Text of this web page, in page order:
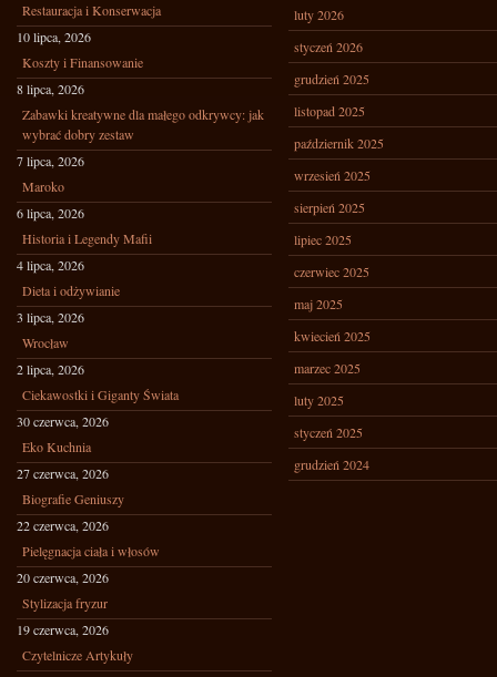
Restauracja i Konserwacja
10 lipca, 2026
Koszty i Finansowanie
8 lipca, 2026
Zabawki kreatywne dla małego odkrywcy: jak
wybrać dobry zestaw
7 lipca, 2026
Maroko
6 lipca, 2026
Historia i Legendy Mafii
4 lipca, 2026
Dieta i odżywianie
3 lipca, 2026
Wrocław
2 lipca, 2026
Ciekawostki i Giganty Świata
30 czerwca, 2026
Eko Kuchnia
27 czerwca, 2026
Biografie Geniuszy
22 czerwca, 2026
Pielęgnacja ciała i włosów
20 czerwca, 2026
Stylizacja fryzur
19 czerwca, 2026
Czytelnicze Artykuły
luty 2026
styczeń 2026
grudzień 2025
listopad 2025
październik 2025
wrzesień 2025
sierpień 2025
lipiec 2025
czerwiec 2025
maj 2025
kwiecień 2025
marzec 2025
luty 2025
styczeń 2025
grudzień 2024